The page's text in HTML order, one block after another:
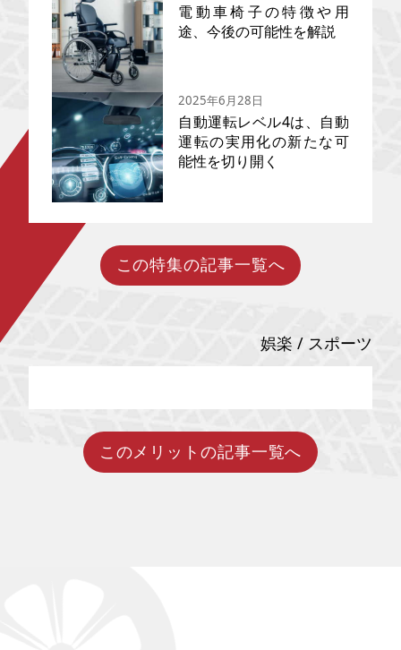
は、国内外で記録的な大ヒット
を生みました。監督の初期傑作
『秒速5センチメートル』の実写
映画化が話題となる今、新海ワ
ールドへの注目度は最高潮で
を詳しくご紹介。ヒロイン・宮
水三葉（みやみず・みつは）の
故郷のモデルである諏訪地域の
督の全作品の系譜にも触れ、映
電動車椅子の特徴や用
途、今後の可能性を解説
運転者の「足」として重要な役
が、近年「電動車いす」の利用
者が増えている傾向にありま
す。今回の記事では電動車いす
を紐解いていきたいと思いま
2025年6月28日
自動運転レベル4は、自動
運転の実用化の新たな可
能性を切り開く
世界各国で開発が進んでいる自
動運転技術。日本でも行政機関
は自動運転レベル4サービスの導
入や、完全自動運転の実現目処
について解説したいと思いま
この特集の記事一覧へ
娯楽 / スポーツ
このメリットの記事一覧へ